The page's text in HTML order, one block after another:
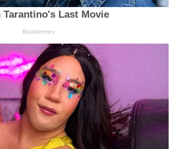
Tarantino's Last Movie
Brainberries